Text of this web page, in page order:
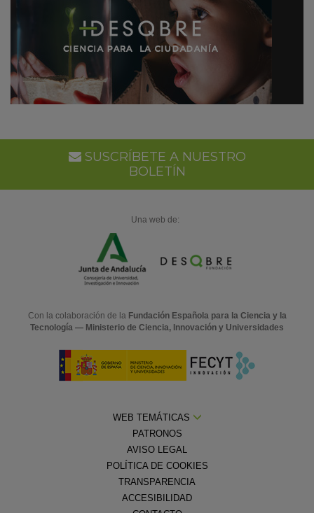
SUSCRÍBETE A NUESTRO
BOLETÍN
Una web de:
Con la colaboración de la Fundación Española para la Ciencia y la
Tecnología — Ministerio de Ciencia, Innovación y Universidades
WEB TEMÁTICAS
PATRONOS
AVISO LEGAL
POLÍTICA DE COOKIES
TRANSPARENCIA
ACCESIBILIDAD